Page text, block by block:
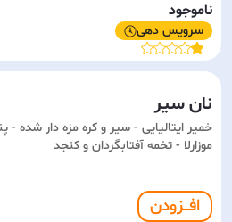
ناموجود
سرویس دهی
نان سیر
خمیر ایتالیایی - سیر و کره مزه دار شده -
موزارلا - تخمه آفتابگردان و کنجد
افـــزودن